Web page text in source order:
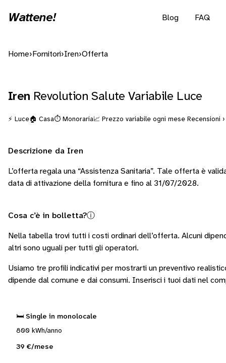
Wattene! Blog FAQ
Home› Fornitori›Iren›Offerta
Iren Revolution Salute Variabile Luce
⚡ Luce🏠 Casa⏱️ Monoraria📈 Prezzo variabile ogni mese Recensioni ›
Descrizione da Iren
L’offerta regala una “Assistenza Sanitaria”. Tale offerta è
data di attivazione della fornitura e fino al 31/07/2028.
Cosa c’è in bolletta?ⓘ
Nella tabella trovi tutti i costi ordinari dell’offerta. Alcuni
altri sono uguali per tutti gli operatori.
Usiamo tre profili indicativi per mostrarti un preventivo
dipende dal comune e dai consumi. Inserisci i tuoi dati nel
🛏️ Single in monolocale
800 kWh/anno
39 €/mese